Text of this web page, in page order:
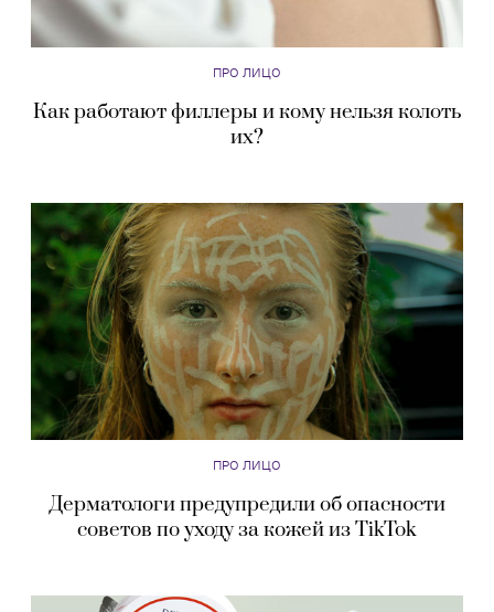
ПРО ЛИЦО
Как работают филлеры и кому нельзя колоть
их?
ПРО ЛИЦО
Дерматологи предупредили об опасности
советов по уходу за кожей из TikTok